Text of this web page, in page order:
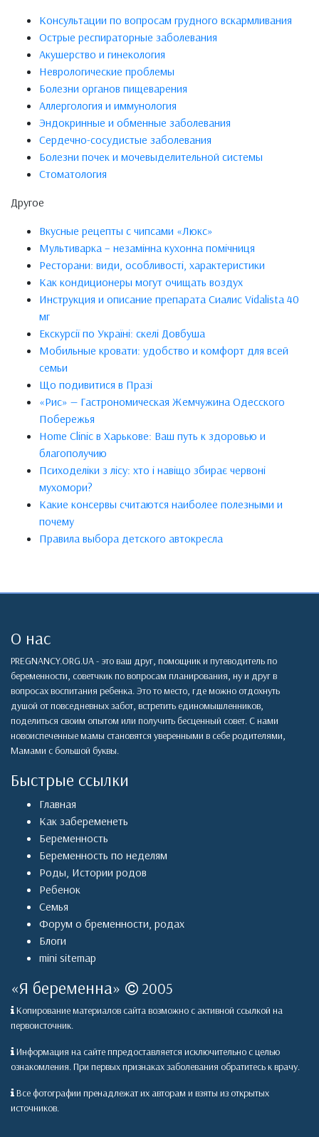
Консультации по вопросам грудного вскармливания
Острые респираторные заболевания
Акушерство и гинекология
Неврологические проблемы
Болезни органов пищеварения
Аллергология и иммунология
Эндокринные и обменные заболевания
Сердечно-сосудистые заболевания
Болезни почек и мочевыделительной системы
Стоматология
Другое
Вкусные рецепты с чипсами «Люкс»
Мультиварка – незамінна кухонна помічниця
Ресторани: види, особливості, характеристики
Как кондиционеры могут очищать воздух
Инструкция и описание препарата Сиалис Vidalista 40
мг
Екскурсії по Україні: скелі Довбуша
Мобильные кровати: удобство и комфорт для всей
семьи
Що подивитися в Празі
«Рис» — Гастрономическая Жемчужина Одесского
Побережья
Home Clinic в Харькове: Ваш путь к здоровью и
благополучию
Психоделіки з лісу: хто і навіщо збирає червоні
мухомори?
Какие консервы считаются наиболее полезными и
почему
Правила выбора детского автокресла
О нас
PREGNANCY.ORG.UA - это ваш друг, помощник и путеводитель по
беременности, советчкик по вопросам планирования, ну и друг в
вопросах воспитания ребенка. Это то место, где можно отдохнуть
душой от повседневных забот, встретить единомышленников,
поделиться своим опытом или получить бесценный совет. С нами
новоиспеченные мамы становятся уверенными в себе родителями,
Мамами с большой буквы.
Быстрые ссылки
Главная
Как забеременеть
Беременность
Беременность по неделям
Роды, Истории родов
Ребенок
Семья
Форум о бременности, родах
Блоги
mini sitemap
«Я беременна» 2005
Копирование материалов сайта возможно с активной ссылкой на
первоисточник.
Информация на сайте ппредоставляется исключительно с целью
ознакомления. При первых признаках заболевания обратитесь к врачу.
Все фотографии пренадлежат их авторам и взяты из открытых
источников.